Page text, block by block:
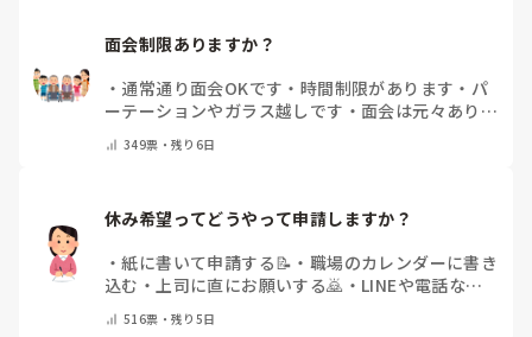
面会制限ありますか？
・ 通常通り面会OKです ・ 時間制限があります ・ パ
ーテーションやガラス越しです ・ 面会は元々ありま
349票・残り6日
休み希望ってどうやって申請しますか？
・紙に書いて申請する📝 ・ 職場のカレンダーに書き
込む ・ 上司に直にお願いする🙇 ・ LINEや電話など
516票・残り5日